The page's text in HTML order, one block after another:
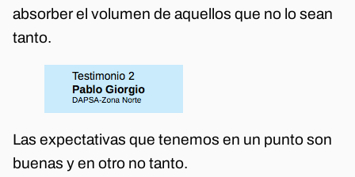
absorber el volumen de aquellos que no lo sean
tanto.
Las expectativas que tenemos en un punto son
buenas y en otro no tanto.